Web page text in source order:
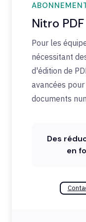
Nitro
Pour les
nécessitant
d'édition de
avancées
documents
Des
en